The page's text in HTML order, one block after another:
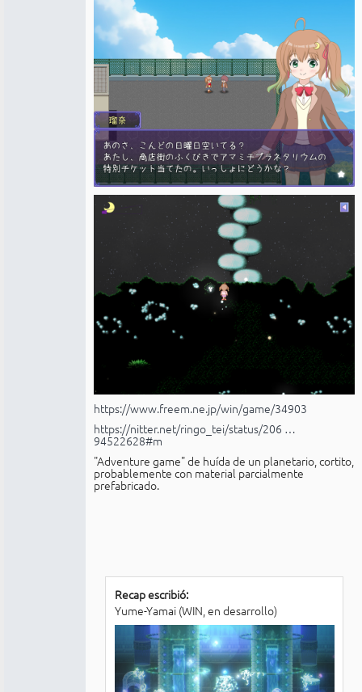
https://www.freem.ne.jp/win/game/34903
https://nitter.net/ringo_tei/status/206 …
94522628#m
"Adventure game" de huída de un planetario, cortito,
probablemente con material parcialmente
prefabricado.
Recap escribió:
Yume-Yamai (WIN, en desarrollo)